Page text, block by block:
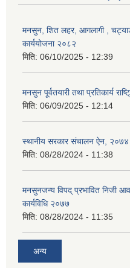
मनसुन, शित लहर, आगलागी ,
कार्ययोजना २०८२
मिति: 06/10/2025 - 12:39
मनसुन पूर्वतयारी तथा प्रतिकार्य
मिति: 06/09/2025 - 12:14
स्थानीय सरकार संचालन ऐन, २०७४
मिति: 08/28/2024 - 11:38
मनसुनजन्य विपद् प्रभावित निजी
कार्यविधि २०७७
मिति: 08/28/2024 - 11:35
अन्य